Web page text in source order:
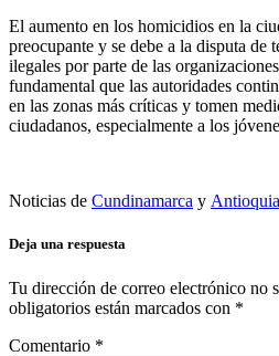
El aumento en los homicidios en la
preocupante y se debe a la disputa de
ilegales por parte de las
fundamental que las autoridades
en las zonas más críticas y tomen
ciudadanos, especialmente a los
Noticias de Cundinamarca y Antioquia
Deja una respuesta
Tu dirección de correo electrónico no
obligatorios están marcados con *
Comentario *